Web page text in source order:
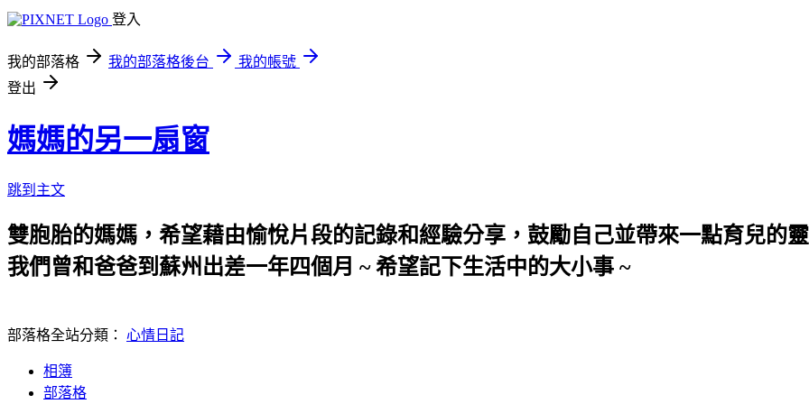
登入
我的部落格 我的部落格後台
我的帳號
登出
媽媽的另一扇窗
跳到主文
雙胞胎的媽媽，希望藉由愉悅片段的記錄和經驗分享，鼓勵自己並帶來一點育兒的
我們曾和爸爸到蘇州出差一年四個月 ~ 希望記下生活中的大小事 ~
部落格全站分類： 心情日記
相簿
部落格